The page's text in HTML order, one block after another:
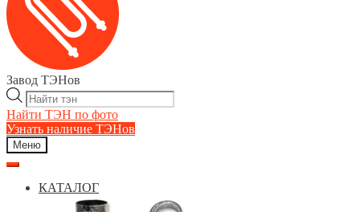
Завод ТЭНов
Поиск
товаров
Найти ТЭН по фото
Узнать наличие ТЭНов
Меню
КАТАЛОГ